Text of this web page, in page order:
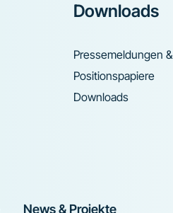
Downloads
Pressemeldungen &
Positionspapiere
Downloads
News & Projekte